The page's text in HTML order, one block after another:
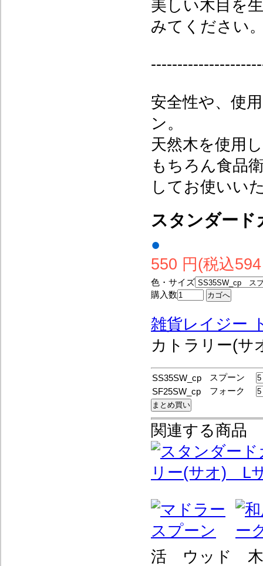
美しい木目を
みてください
安全性や、使
ン。
天然木を使用
もちろん食品
してお使いい
スタンダー
●
550 円(税込
色・サイズ
購入数
雑貨レイジー
カトラリー(
SS35SW_cp
スプーン
SF25SW_cp
フォーク
関連する商品
活 ウッド